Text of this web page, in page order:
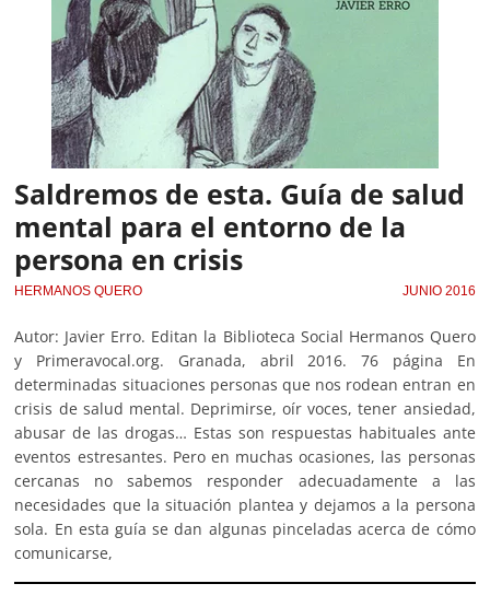
Saldremos de esta. Guía de salud
mental para el entorno de la
persona en crisis
HERMANOS QUERO JUNIO 2016
Autor: Javier Erro. Editan la Biblioteca Social Hermanos Quero
y Primeravocal.org. Granada, abril 2016. 76 página En
determinadas situaciones personas que nos rodean entran en
crisis de salud mental. Deprimirse, oír voces, tener ansiedad,
abusar de las drogas… Estas son respuestas habituales ante
eventos estresantes. Pero en muchas ocasiones, las personas
cercanas no sabemos responder adecuadamente a las
necesidades que la situación plantea y dejamos a la persona
sola. En esta guía se dan algunas pinceladas acerca de cómo
comunicarse,